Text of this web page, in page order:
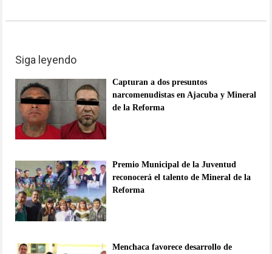
Siga leyendo
Capturan a dos presuntos
narcomenudistas en Ajacuba y Mineral
de la Reforma
Premio Municipal de la Juventud
reconocerá el talento de Mineral de la
Reforma
Menchaca favorece desarrollo de